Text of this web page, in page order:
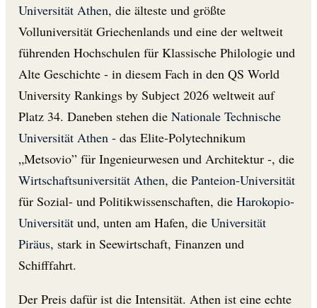
Universität Athen, die älteste und größte
Volluniversität Griechenlands und eine der weltweit
führenden Hochschulen für Klassische Philologie und
Alte Geschichte - in diesem Fach in den QS World
University Rankings by Subject 2026 weltweit auf
Platz 34. Daneben stehen die Nationale Technische
Universität Athen - das Elite-Polytechnikum
„Metsovio” für Ingenieurwesen und Architektur -, die
Wirtschaftsuniversität Athen, die Panteion-Universität
für Sozial- und Politikwissenschaften, die Harokopio-
Universität und, unten am Hafen, die Universität
Piräus, stark in Seewirtschaft, Finanzen und
Schifffahrt.
Der Preis dafür ist die Intensität. Athen ist eine echte